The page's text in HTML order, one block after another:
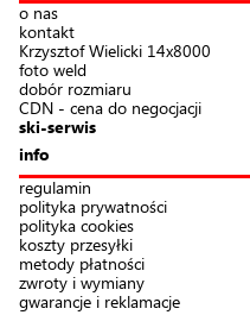
o nas
kontakt
Krzysztof Wielicki 14x8000
foto weld
dobór rozmiaru
CDN - cena do negocjacji
ski-serwis
info
regulamin
polityka prywatności
polityka cookies
koszty przesyłki
metody płatności
zwroty i wymiany
gwarancje i reklamacje